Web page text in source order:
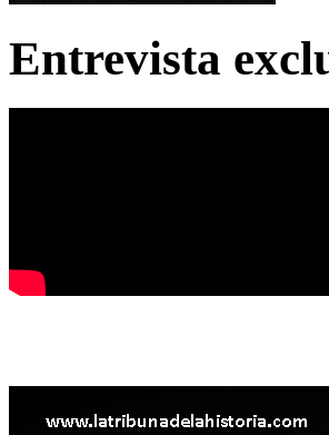
Entrevista